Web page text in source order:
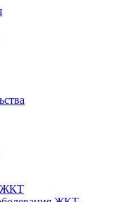
ЖКТ